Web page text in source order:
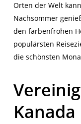
Orten der Welt
Nachsommer
den farbenfrohen
populärsten
die schönsten
Kanada